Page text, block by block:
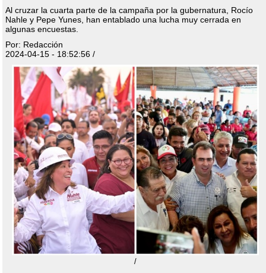
Al cruzar la cuarta parte de la campaña por la gubernatura, Rocío
Nahle y Pepe Yunes, han entablado una lucha muy cerrada en
algunas encuestas.
Por: Redacción
2024-04-15 - 18:52:56 /
/